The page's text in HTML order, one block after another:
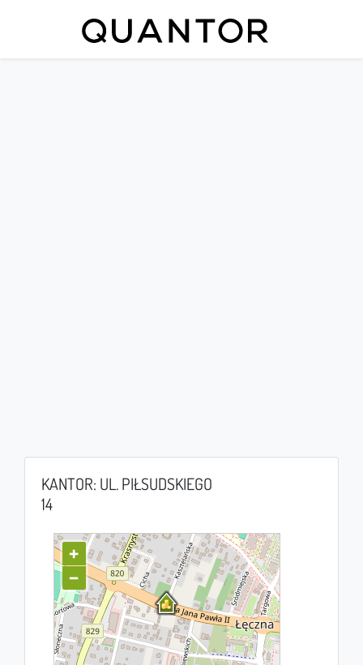
KANTOR: UL. PIŁSUDSKIEGO
14
+
−